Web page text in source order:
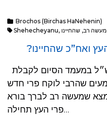
Brochos (Birchas HaNehenin)
Shehecheyanu, מעשה רב, שהחיינו
ואח”כ שהחיינו?
שהרבי לוקח פרי חדש
שמעשה רב לברך בורא
פרי העץ תחילה…